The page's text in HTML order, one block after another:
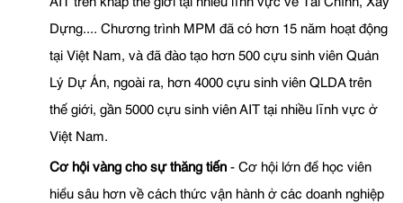
Dựng.... Chương trình MPM đã có hơn 15 năm hoạt động
tại Việt Nam, và đã đào tạo hơn 500 cựu sinh viên Quản
Lý Dự Án, ngoài ra, hơn 4000 cựu sinh viên QLDA trên
thế giới, gần 5000 cựu sinh viên AIT tại nhiều lĩnh vực ở
Việt Nam.
Cơ hội vàng cho sự thăng tiến - Cơ hội lớn để học viên
hiểu sâu hơn về cách thức vận hành ở các doanh nghiệp